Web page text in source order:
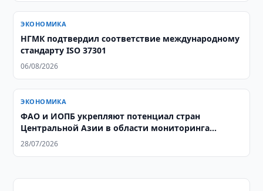
ЭКОНОМИКА
НГМК подтвердил соответствие международному
стандарту ISO 37301
06/08/2026
ЭКОНОМИКА
ФАО и ИОПБ укрепляют потенциал стран
Центральной Азии в области мониторинга
саранчовых
28/07/2026